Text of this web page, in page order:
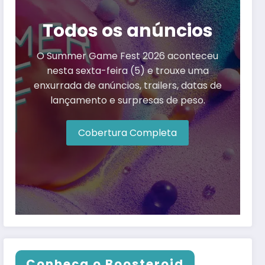
Todos os anúncios
O Summer Game Fest 2026 aconteceu
nesta sexta-feira (5) e trouxe uma
enxurrada de anúncios, trailers, datas de
lançamento e surpresas de peso.
Cobertura Completa